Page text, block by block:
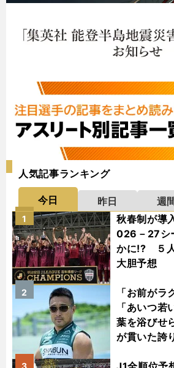
人気記事ランキング
今日 昨日 週
秋春制が導
026－27シ
かに!? ５
大胆予想
1
「お前がラ
「あいつ若
葉を浴びせ
が貫いた誇
2